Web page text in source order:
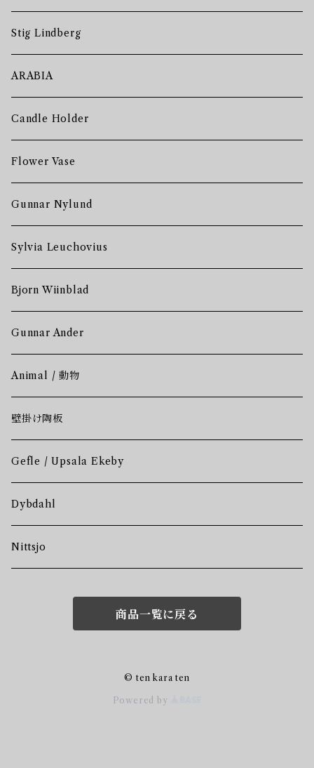
Stig Lindberg
ARABIA
Candle Holder
Flower Vase
Gunnar Nylund
Sylvia Leuchovius
Bjorn Wiinblad
Gunnar Ander
Animal / 動物
壁掛け陶板
Gefle / Upsala Ekeby
Dybdahl
Nittsjo
商品一覧に戻る
© ten kara ten
Powered by